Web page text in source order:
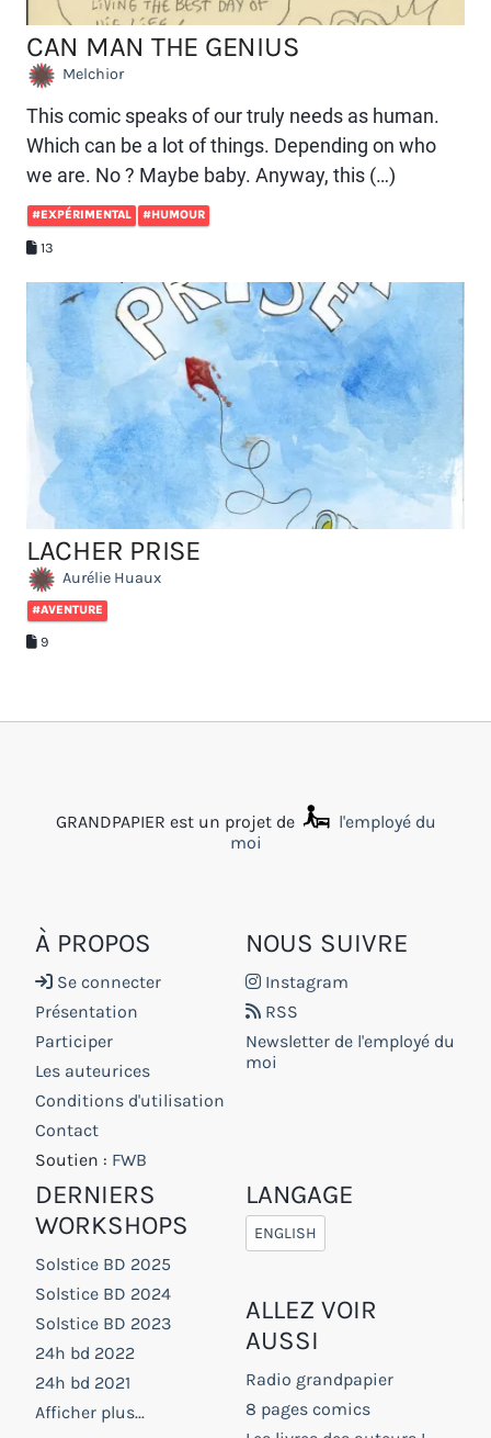
CAN MAN THE GENIUS
Melchior
This comic speaks of our truly needs as human.
Which can be a lot of things. Depending on who
we are. No ? Maybe baby. Anyway, this (…)
#EXPÉRIMENTAL #HUMOUR
13
LACHER PRISE
Aurélie Huaux
#AVENTURE
9
GRANDPAPIER est un projet de
l'employé du
moi
À PROPOS
Se connecter
Présentation
Participer
Les auteurices
Conditions d'utilisation
Contact
Soutien : FWB
NOUS SUIVRE
Instagram
RSS
Newsletter de l'employé du
moi
DERNIERS
WORKSHOPS
Solstice BD 2025
Solstice BD 2024
Solstice BD 2023
24h bd 2022
24h bd 2021
Afficher plus...
LANGAGE
ENGLISH
ALLEZ VOIR
AUSSI
Radio grandpapier
8 pages comics